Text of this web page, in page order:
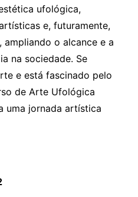
ufológica,
e, futuramente,
o alcance e a
na sociedade. Se
e está fascinado pelo
de Arte Ufológica
uma jornada artística